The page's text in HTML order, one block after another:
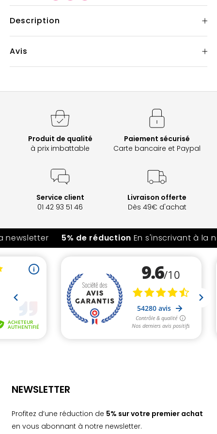
Description
Avis
Produit de qualité
à prix imbattable
Paiement sécurisé
Carte bancaire et Paypal
Service client
01 42 93 51 46
Livraison offerte
Dès 49€ d'achat
5% de réductionEn s'inscrivant à la
NEWSLETTER
Profitez d’une réduction de 5% sur votre premier achat
en vous abonnant à notre newsletter.